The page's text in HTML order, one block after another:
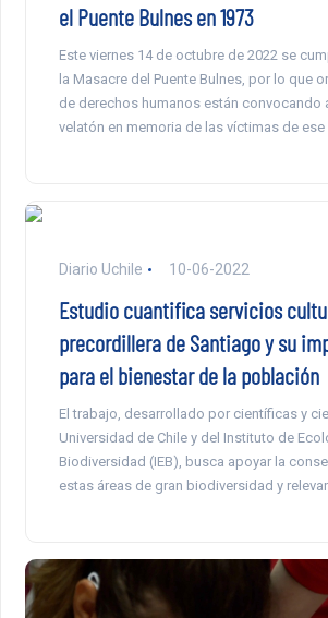
el Puente Bulnes en 1973
Este viernes 14 de octubre de 2022 se
la Masacre del Puente Bulnes, por lo que
de derechos humanos están convocando
velatón en memoria de las víctimas de ese
Diario Uchile 10-06-2022
Estudio cuantifica servicios
precordillera de Santiago y su
para el bienestar de la población
El trabajo, desarrollado por científicas y
Universidad de Chile y del Instituto de
Biodiversidad (IEB), busca apoyar la
estas áreas de gran biodiversidad y